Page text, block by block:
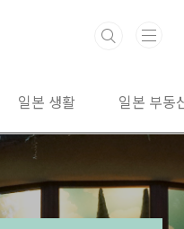
일본 생활 일본 부동